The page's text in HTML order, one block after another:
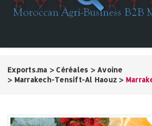
Exports.ma > Céréales > Avoine
> Marrakech-Tensift-Al Haouz >